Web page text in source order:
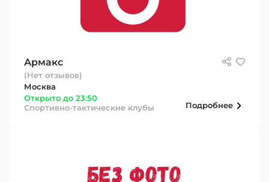
Армакс
(Нет отзывов)
Москва
Открыто до 23:50
Спортивно-тактические клубы
Подробнее